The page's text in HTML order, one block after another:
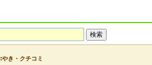
やき・クチコミ